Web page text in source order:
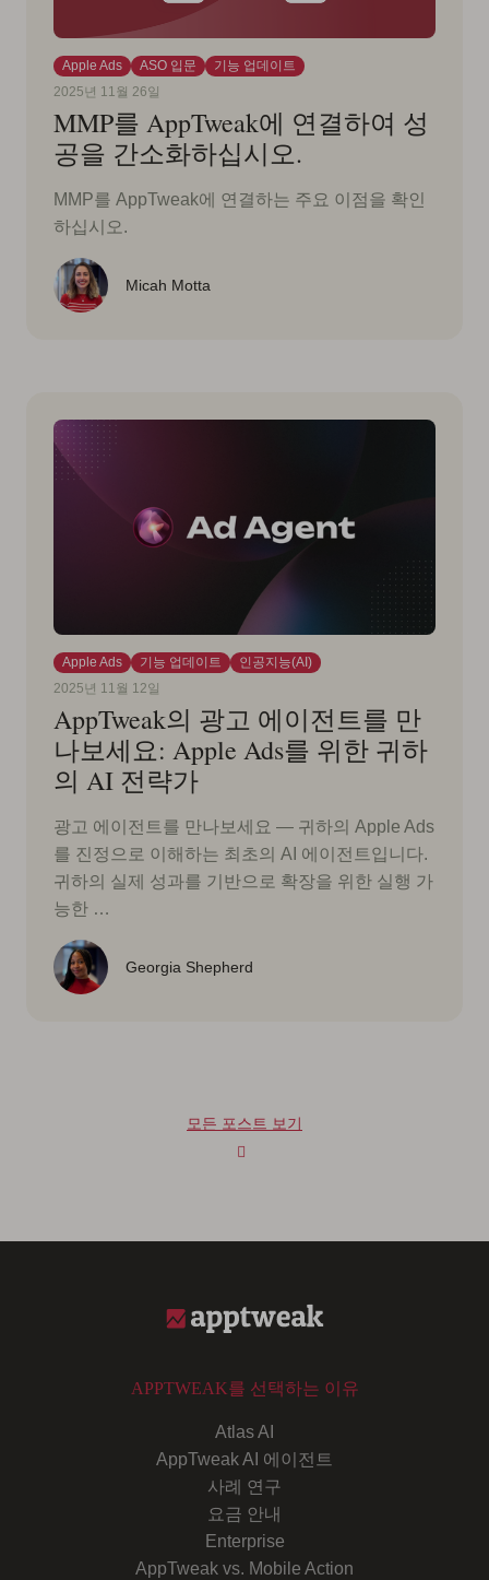
Apple Ads ASO 입문
기능 업데이트
2025년 11월 26일
MMP를 AppTweak에 연결하여 성
공을 간소화하십시오.
MMP를 AppTweak에 연결하는 주요 이점을 확인
하십시오.
Micah Motta
Apple Ads 기능 업데이트
인공지능(AI)
2025년 11월 12일
AppTweak의 광고 에이전트를 만
나보세요: Apple Ads를 위한 귀하
의 AI 전략가
광고 에이전트를 만나보세요 — 귀하의 Apple Ads
를 진정으로 이해하는 최초의 AI 에이전트입니다.
귀하의 실제 성과를 기반으로 확장을 위한 실행 가
능한 …
Georgia Shepherd
모든 포스트 보기
APPTWEAK를 선택하는 이유
Atlas AI
AppTweak AI 에이전트
사례 연구
요금 안내
Enterprise
AppTweak vs. Mobile Action